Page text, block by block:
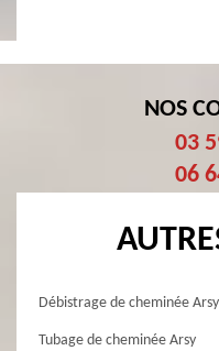
NOS
03
06
Débistrage de cheminée Arsy
Tubage de cheminée Arsy